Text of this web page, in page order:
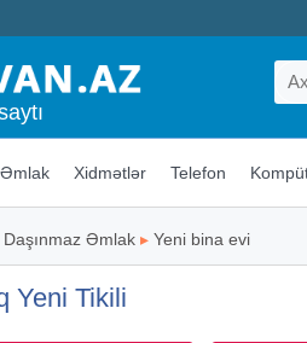
Əmlak Xidmətlər Telefon
Daşınmaz Əmlak ▸ Yeni bina evi
Yeni Tikili